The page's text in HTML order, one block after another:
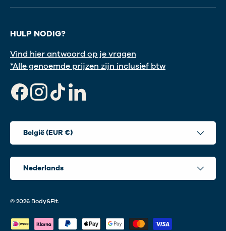
HULP NODIG?
Vind hier antwoord op je vragen
*Alle genoemde prijzen zijn inclusief btw
FacebookInstagram
TikTokLinkedIn
België (EUR €)
Nederlands
© 2026 Body&Fit.
Geaccepteerde betaalmethoden